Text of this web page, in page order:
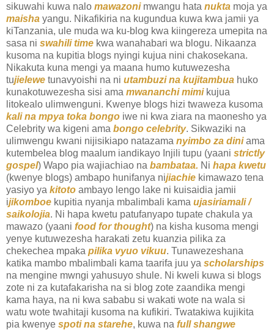
sikuwahi kuwa nalo mawazonimwangu hata nukta moja ya
maisha yangu. Nikafikiria na kugundua kuwa kwa jamii ya
kiTanzania, ule muda wa ku-blog kwa kiingereza umepita na
sasa ni swahili time kwa wanahabari wa blogu. Nikaanza
kusoma na kupitia blogs nyingi kujua nini chakosekana.
Nikakuta kuna mengi ya maana humo kutuwezesha
tujielewe tunavyoishi na ni utambuzi na kujitambua huko
kunakotuwezesha sisi ama mwananchi mimikujua
litokealo ulimwenguni. Kwenye blogs hizi twaweza kusoma
kali na mpya toka bongo iwe ni kwa ziara na maonesho ya
Celebrity wa kigeni ama bongo celebrity. Sikwaziki na
ulimwengu kwani nijisikiapo natazama nyimbo za diniama
kutembelea blog maalum iandikayo Injili tupu (yaani strictly
gospel) Wapo pia wajiachiao na bambataa. Ni hapa kwetu
(kwenye blogs) ambapo hunifanya nijiachie kimawazo tena
yasiyo ya kitoto ambayo lengo lake ni kuisaidia jamii
ijikomboe kupitia nyanja mbalimbali kama ujasiriamali /
saikolojia. Ni hapa kwetu patufanyapo tupate chakula ya
mawazo (yaani food for thought) na kisha kusoma mengi
yenye kutuwezesha harakati zetu kuanzia pilika za
chekechea mpaka pilika vyuo vikuu. Tunawezeshana
katika mambo mbalimbali kama taarifa juu ya scholarships
na mengine mwngi yahusuyo shule. Ni kweli kuwa si blogs
zote ni za kutafakarisha na si blog zote zaandika mengi
kama haya, na ni kwa sababu si wakati wote na wala si
watu wote twahitaji kusoma na kufikiri. Twatakiwa kujikita
pia kwenye spoti na starehe, kuwa na full shangwe